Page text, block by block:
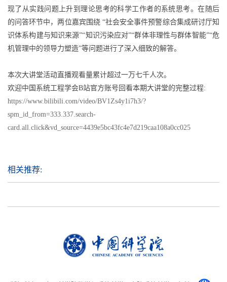
现了从实践问题上升到理论思考的科学工作者的系统思考。在随后
的问答环节中，两位嘉宾围绕 “社会安全事件预警综合集成研讨厅知
识体系构建与知识来源”“知识污染应对”“群体非理性与群体智能”“危
机管理中的领导力塑造”等问题进行了深入细致的解答。
本次大讲堂活动直播观看量累计超过一万七千人次。
欢迎中国系统工程学会B站官方账号回看本期大讲堂的完整过程:
https://www.bilibili.com/video/BV1Zs4y1i7h3/?
spm_id_from=333.337.search-
card.all.click&vd_source=4439e5bc43fc4e7d219caa108a0cc025
相关推荐: